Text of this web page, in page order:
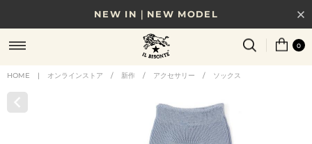
NEW IN｜NEW MODEL
8/17(月)10時まで｜税込11,000円以上で送料無料
贈る相手やシーンから選べる、新しいギフトガイド
0
HOME | オンラインストア / 新作 / アクセサリー / ソックス